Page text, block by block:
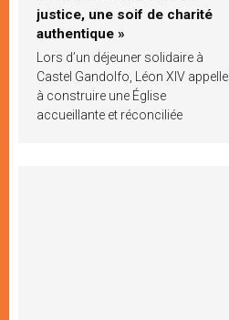
justice, une soif de charité
authentique »
Lors d’un déjeuner solidaire à
Castel Gandolfo, Léon XIV appelle
à construire une Église
accueillante et réconciliée